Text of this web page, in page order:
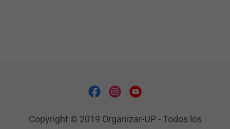
Copyright © 2019 Organizar-UP - Todos los